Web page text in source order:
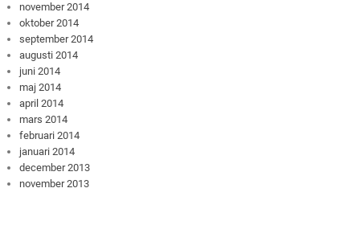
november 2014
oktober 2014
september 2014
augusti 2014
juni 2014
maj 2014
april 2014
mars 2014
februari 2014
januari 2014
december 2013
november 2013